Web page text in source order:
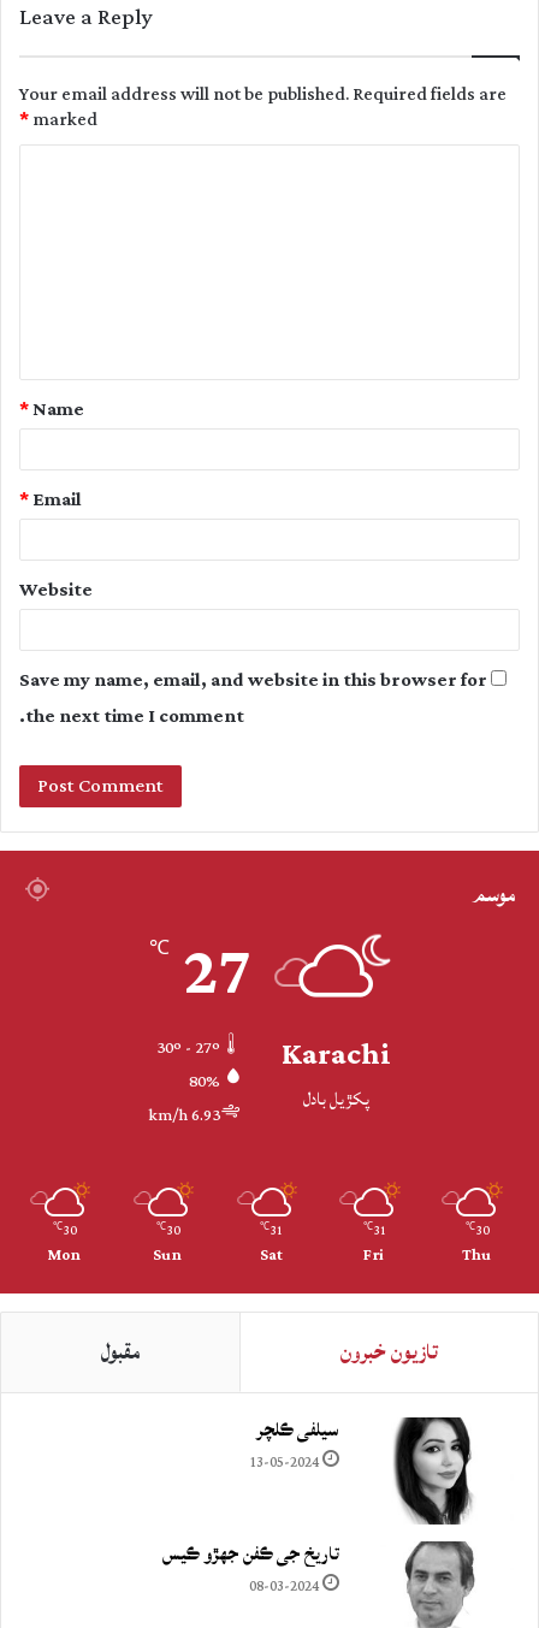
Leave a Reply
Your email address will not be published.Required fields are
marked
*
t
Name
*
Email
*
Website
Save my name, email, and website in this browser for
the next time I comment.
موسم
Karachi
پکڙيل بادل
27
℃
80%
6.93 km/h
30
℃
Thu
31
℃
Fri
31
℃
Sat
30
℃
Sun
30
℃
Mon
تازيون خبرون مقبول
سيلفي ڪلچر
13-05-2024
تاريخ جي ڪفن جھڙو ڪيس
08-03-2024